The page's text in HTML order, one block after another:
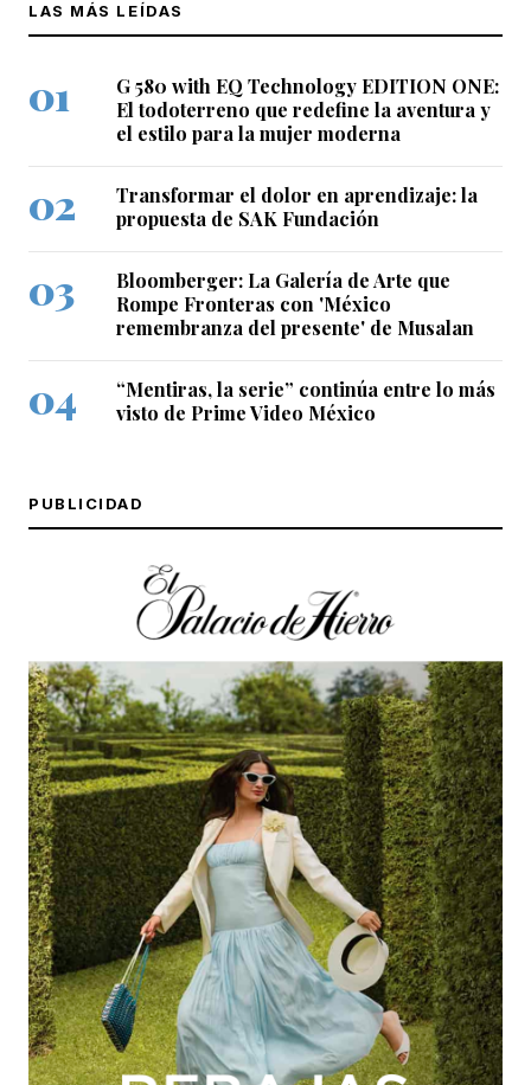
LAS MÁS LEÍDAS
G 580 with EQ Technology EDITION ONE:
El todoterreno que redefine la aventura y
el estilo para la mujer moderna
Transformar el dolor en aprendizaje: la
propuesta de SAK Fundación
Bloomberger: La Galería de Arte que
Rompe Fronteras con 'México
remembranza del presente' de Musalan
“Mentiras, la serie” continúa entre lo más
visto de Prime Video México
PUBLICIDAD